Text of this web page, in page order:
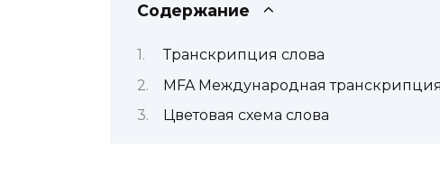
Содержание
Транскрипция слова
MFA Международная транскрипция
Цветовая схема слова